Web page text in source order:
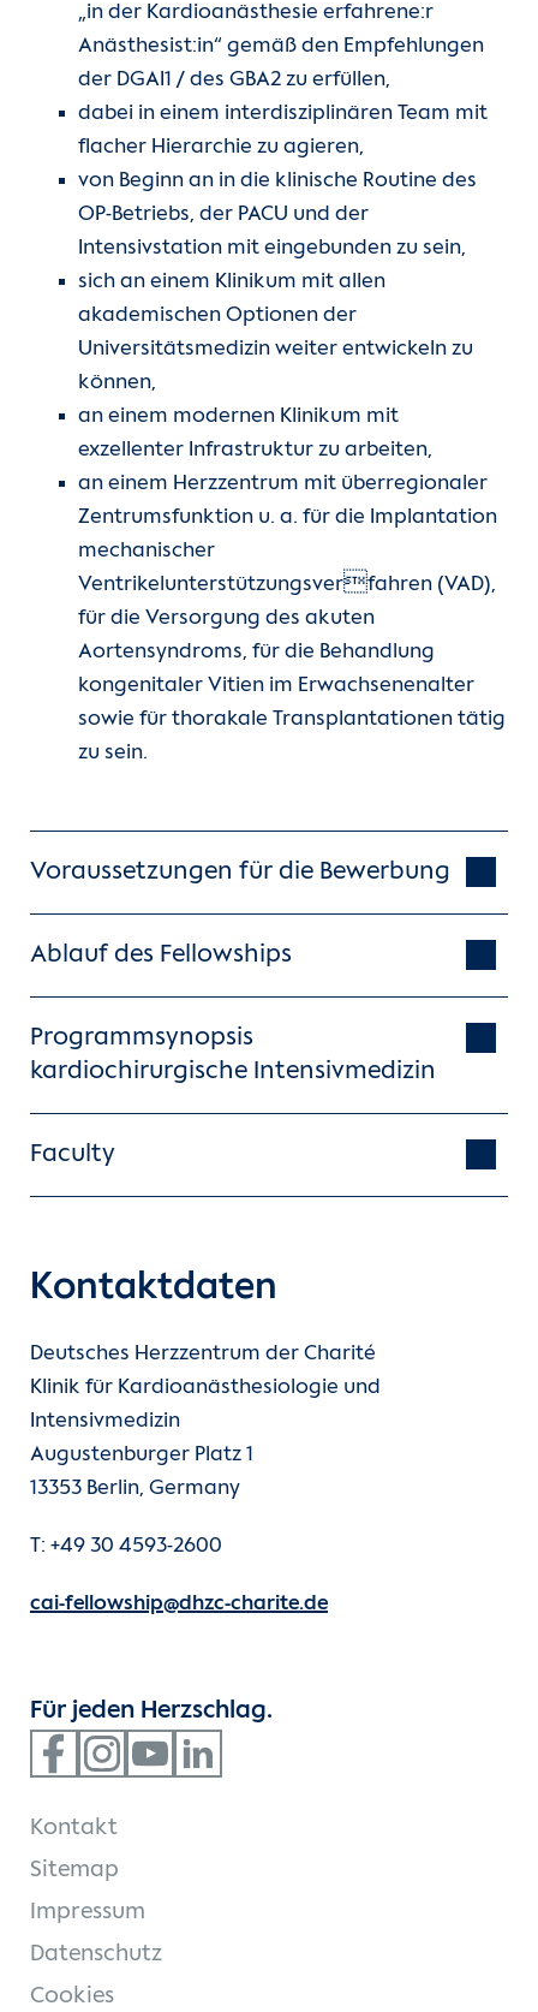
„in der Kardioanästhesie erfahrene:r
Anästhesist:in“ gemäß den Empfehlungen
der DGAI1 / des GBA2 zu erfüllen,
dabei in einem interdisziplinären Team mit
flacher Hierarchie zu agieren,
von Beginn an in die klinische Routine des
OP-Betriebs, der PACU und der
Intensivstation mit eingebunden zu sein,
sich an einem Klinikum mit allen
akademischen Optionen der
Universitätsmedizin weiter entwickeln zu
können,
an einem modernen Klinikum mit
exzellenter Infrastruktur zu arbeiten,
an einem Herzzentrum mit überregionaler
Zentrumsfunktion u. a. für die Implantation
mechanischer
Ventrikelunterstützungsverfahren (VAD),
für die Versorgung des akuten
Aortensyndroms, für die Behandlung
kongenitaler Vitien im Erwachsenenalter
sowie für thorakale Transplantationen tätig
zu sein.
Voraussetzungen für die Bewerbung
Ablauf des Fellowships
Programmsynopsis
kardiochirurgische Intensivmedizin
Faculty
Klinikdirektor
Dr. Matthias Hommel, MBA
Fellowship Direktor, Kardioanästhesie
Dr. Dirk Eggert-Doktor, DESA
Fellowship Direktorin, Intensivmedizin
Dr. Michele Ocken
Dr. Alexander Mladenow
Fellowship Faculty / Trainer
Oberärztinnen und -ärzte der Klinik
Kontaktdaten
Deutsches Herzzentrum der Charité
Klinik für Kardioanästhesiologie und
Intensivmedizin
Augustenburger Platz 1
13353 Berlin, Germany
T: +49 30 4593-2600
cai-fellowship@dhzc-charite.de
Für jeden Herzschlag.
Kontakt
Sitemap
Impressum
Datenschutz
Cookies